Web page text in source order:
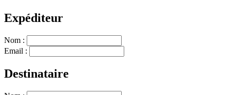
Expéditeur
Nom :
Email :
Destinataire